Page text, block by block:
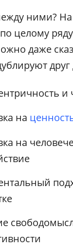
ними?
целому
даже
друг
и
на
на